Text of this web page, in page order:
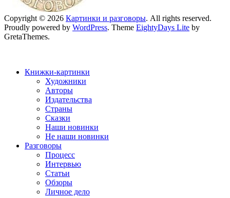
Copyright © 2026 Картинки и разговоры. All rights reserved.
Proudly powered by WordPress. Theme EightyDays Lite by
GretaThemes.
Книжки-картинки
Художники
Авторы
Издательства
Страны
Сказки
Наши новинки
Не наши новинки
Разговоры
Процесс
Интервью
Статьи
Обзоры
Личное дело